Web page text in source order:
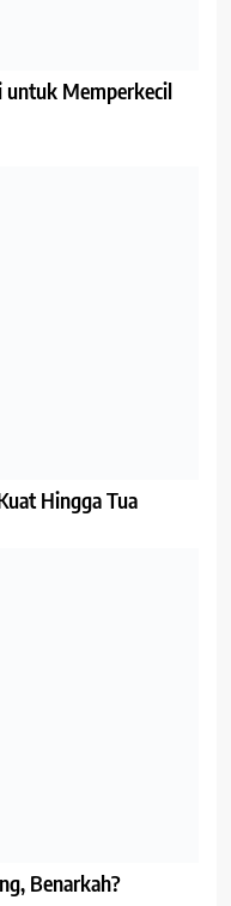
Banyak Sih?
Hamil!
Ibu Menyusui